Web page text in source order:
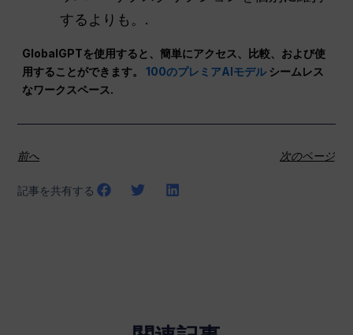
するよりも。.
GlobalGPTを使用すると、簡単にアクセス、比較、および使
用することができます。100のプレミアAIモデルシームレス
なワークスペース.
前へ 次のページ
記事を共有する